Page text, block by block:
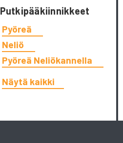
Putkipääkiinnikkeet
Pyöreä
Neliö
Pyöreä Neliökannella
Näytä kaikki